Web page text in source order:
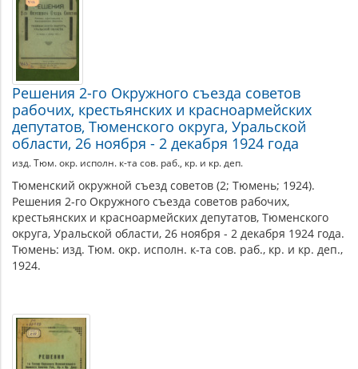
Решения 2-го Окружного съезда советов
рабочих, крестьянских и красноармейских
депутатов, Тюменского округа, Уральской
области, 26 ноября - 2 декабря 1924 года
изд. Тюм. окр. исполн. к-та сов. раб., кр. и кр. деп.
Тюменский окружной съезд советов (2; Тюмень; 1924).
Решения 2-го Окружного съезда советов рабочих,
крестьянских и красноармейских депутатов, Тюменского
округа, Уральской области, 26 ноября - 2 декабря 1924 года.
Тюмень: изд. Тюм. окр. исполн. к-та сов. раб., кр. и кр. деп.,
1924.